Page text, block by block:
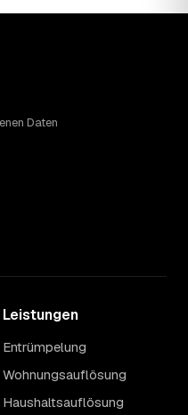
aus Menge und
oder Dachboden liegt
möblierte Wohnung mit
eher am oberen.
Endpreis. Den genauen
Daten
Leistungen
Entrümpelung
Wohnungsauflösung
Haushaltsauflösung